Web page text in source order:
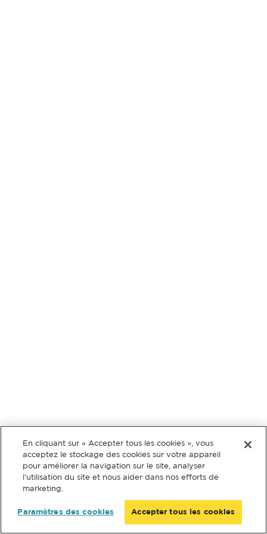
En cliquant sur « Accepter tous les cookies », vous
acceptez le stockage des cookies sur votre appareil
pour améliorer la navigation sur le site, analyser
l’utilisation du site et nous aider dans nos efforts de
marketing.
Paramètres des cookies Accepter tous les cookies